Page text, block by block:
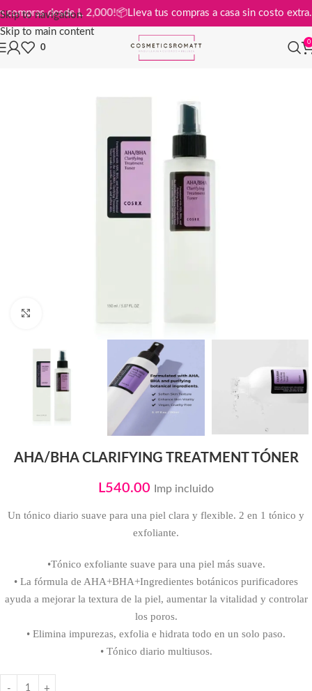
Skip to navigation
Skip to main content
compras desde L 2,000!📦Lleva tus compras a casa sin costo
0
0
AHA/BHA CLARIFYING TREATMENT TÓNER
L540.00 Imp incluido
Un tónico diario suave para una piel clara y flexible. 2 en 1 tónico y
exfoliante.
•Tónico exfoliante suave para una piel más suave.
• La fórmula de AHA+BHA+Ingredientes botánicos purificadores
ayuda a mejorar la textura de la piel, aumentar la vitalidad y controlar
los poros.
• Elimina impurezas, exfolia e hidrata todo en un solo paso.
• Tónico diario multiusos.